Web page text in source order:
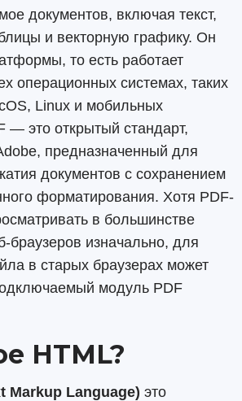
документов, включая текст,
и векторную графику. Он
то есть работает
операционных системах, таких
Linux и мобильных
— это открытый стандарт,
предназначенный для
документов с сохранением
форматирования. Хотя PDF-
в большинстве
браузеров изначально, для
в старых браузерах может
модуль PDF
HTML?
Markup Language) это